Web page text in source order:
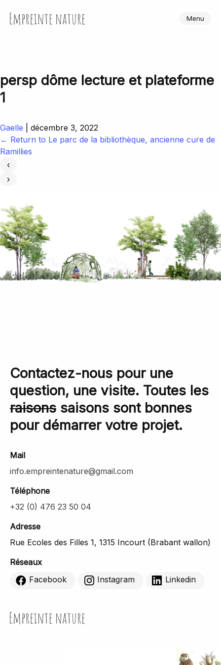
Empreinte Nature Menu
persp dôme lecture et plateforme
1
Gaelle
décembre 3, 2022
← Return to Le parc de la bibliothèque, ancienne cure de
Ramillies
‹
›
Contactez-nous pour une
question, une visite. Toutes les
raisons saisons sont bonnes
pour démarrer votre projet.
Mail
info.empreintenature@gmail.com
Téléphone
+32 (0) 476 23 50 04
Adresse
Rue Ecoles des Filles 1, 1315 Incourt (Brabant wallon)
Réseaux
Facebook
Instagram Linkedin
Empreinte Nature